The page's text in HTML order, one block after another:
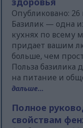
Опубликовано: 26
Базилик — одна
кухнях по всему
придает вашим
больше, чем
Польза базилика
на питание и
дальше...
Полное
свойствам